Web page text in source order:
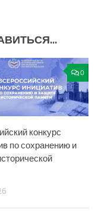
0
конкурс
по сохранению и